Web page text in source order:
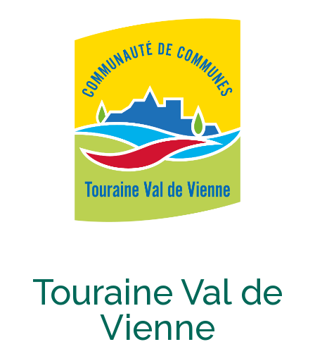
Touraine Val de
Vienne